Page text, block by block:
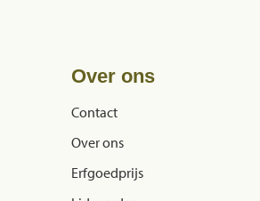
Over ons
Contact
Over ons
Erfgoedprijs